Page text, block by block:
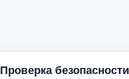
Проверка безопасности